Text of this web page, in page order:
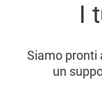
I
Siamo pronti
un